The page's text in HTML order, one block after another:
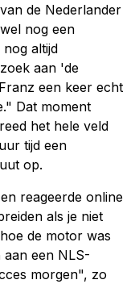
de Nederlander
nog een
altijd
aan 'de
een keer echt
Dat moment
het hele veld
tijd een
op.
reageerde online
als je niet
de motor was
aan een NLS-
morgen", zo